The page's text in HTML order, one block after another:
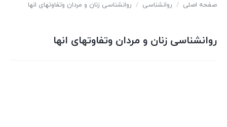
صفحه اصلی / روانشناسی / روانشناسی زنان و مردان وتفاوتهای انها
روانشناسی زنان و مردان وتفاوتهای انها